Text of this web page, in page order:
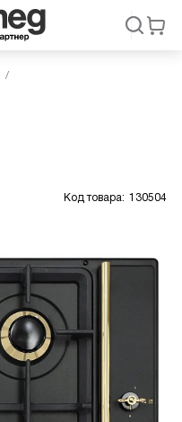
Код товара: 130504